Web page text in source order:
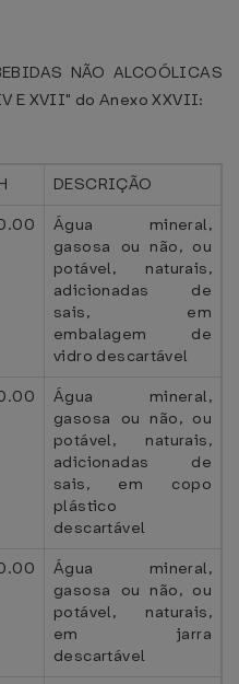
NÃO ALCOÓLICAS
E XVII" do Anexo XXVII:
DESCRIÇÃO
Água mineral,
gasosa ou não, ou
potável, naturais,
adicionadas de
sais, em
embalagem de
vidro descartável
Água mineral,
gasosa ou não, ou
potável, naturais,
adicionadas de
sais, em copo
plástico
descartável
Água mineral,
gasosa ou não, ou
potável, naturais,
em jarra
descartável